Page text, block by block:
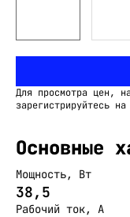
Для просмотра цен,
зарегистрируйтесь
Основные
Мощность, Вт
38,5
Рабочий ток, А